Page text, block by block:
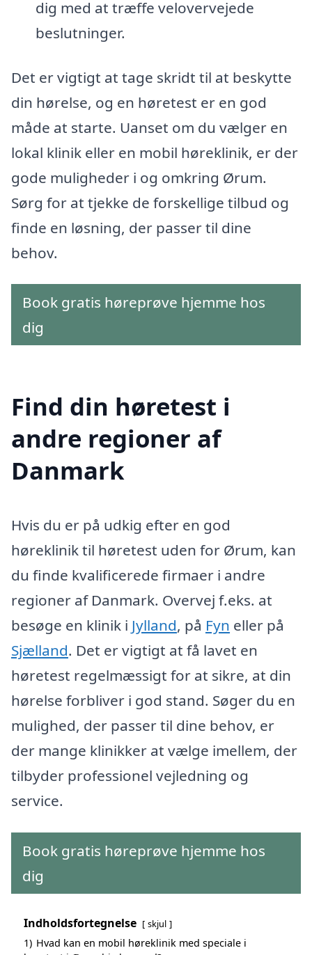
dig med at træffe velovervejede
beslutninger.
Det er vigtigt at tage skridt til at beskytte
din hørelse, og en høretest er en god
måde at starte. Uanset om du vælger en
lokal klinik eller en mobil høreklinik, er der
gode muligheder i og omkring Ørum.
Sørg for at tjekke de forskellige tilbud og
finde en løsning, der passer til dine
behov.
Book gratis høreprøve hjemme hos
dig
Find din høretest i
andre regioner af
Danmark
Hvis du er på udkig efter en god
høreklinik til høretest uden for Ørum, kan
du finde kvalificerede firmaer i andre
regioner af Danmark. Overvej f.eks. at
besøge en klinik i Jylland, på Fyn eller på
Sjælland. Det er vigtigt at få lavet en
høretest regelmæssigt for at sikre, at din
hørelse forbliver i god stand. Søger du en
mulighed, der passer til dine behov, er
der mange klinikker at vælge imellem, der
tilbyder professionel vejledning og
service.
Book gratis høreprøve hjemme hos
dig
Indholdsfortegnelse skjul
1) Hvad kan en mobil høreklinik med speciale i